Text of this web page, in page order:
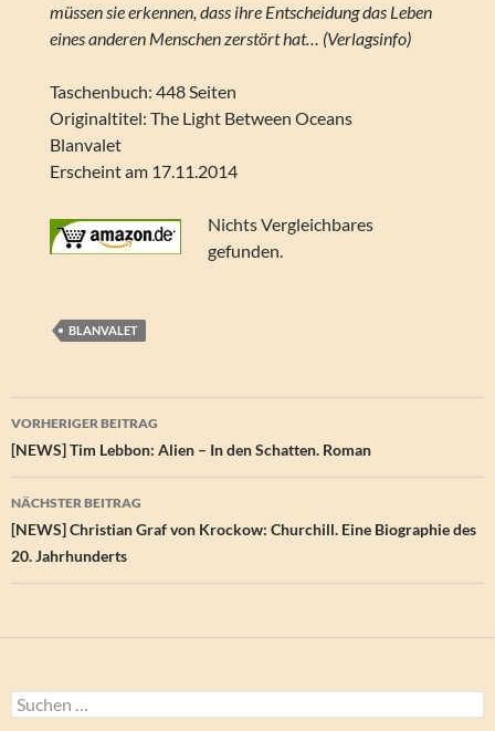
müssen sie erkennen, dass ihre Entscheidung das Leben
eines anderen Menschen zerstört hat… (Verlagsinfo)
Taschenbuch: 448 Seiten
Originaltitel: The Light Between Oceans
Blanvalet
Erscheint am 17.11.2014
Nichts Vergleichbares
gefunden.
BLANVALET
Beitragsnavigation
VORHERIGER BEITRAG
[NEWS] Tim Lebbon: Alien – In den Schatten. Roman
NÄCHSTER BEITRAG
[NEWS] Christian Graf von Krockow: Churchill. Eine Biographie des
20. Jahrhunderts
Suchen
nach: